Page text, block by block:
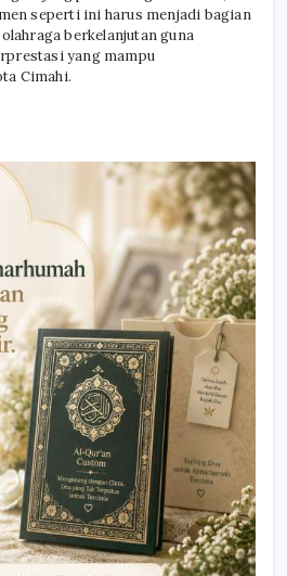
seperti ini harus menjadi bagian
berkelanjutan guna
yang mampu
Cimahi.